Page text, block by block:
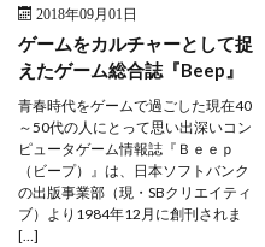
2018年09月01日
ゲームをカルチャーとして捉
えたゲーム総合誌『Beep』
青春時代をゲームで過ごした現在40
～50代の人にとって思い出深いコン
ピュータゲーム情報誌『Ｂｅｅｐ
（ビープ）』は、日本ソフトバンク
の出版事業部（現・SBクリエイティ
ブ）より1984年12月に創刊されま
[…]